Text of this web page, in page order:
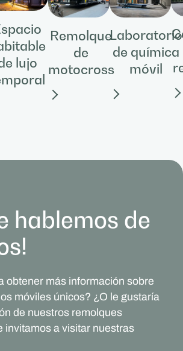
lujo
Remolque
de
motocross
Laboratorio
de química
móvil
hablemos de
obtener más información sobre
móviles únicos? ¿O le gustaría
de nuestros remolques
invitamos a visitar nuestras